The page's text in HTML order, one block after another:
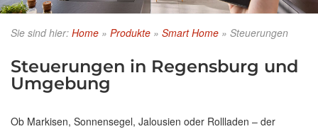
Sie sind hier: Home » Produkte » Smart Home » Steuerungen
Steuerungen in Regensburg und
Umgebung
Ob Markisen, Sonnensegel, Jalousien oder Rollladen – der